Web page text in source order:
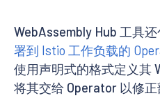
WebAssembly Hub 工具
署到 Istio 工作负载的
使用声明式的格式定义其
将其交给 Operator 以修